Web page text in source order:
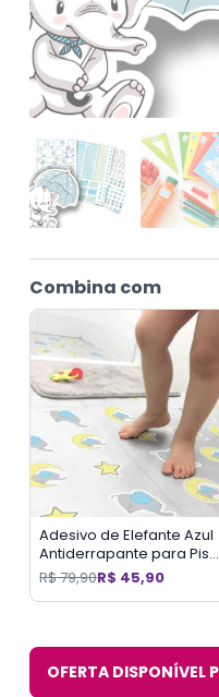
Combina com
Adesivo de Elefante Azul
Antiderrapante para Piso
20un
R$79,90R$ 45,90
OFERTA DISPONÍVEL